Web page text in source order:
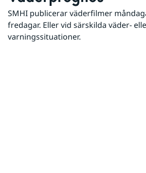
SMHI publicerar väderfilmer
fredagar. Eller vid särskilda väder-
varningssituationer.